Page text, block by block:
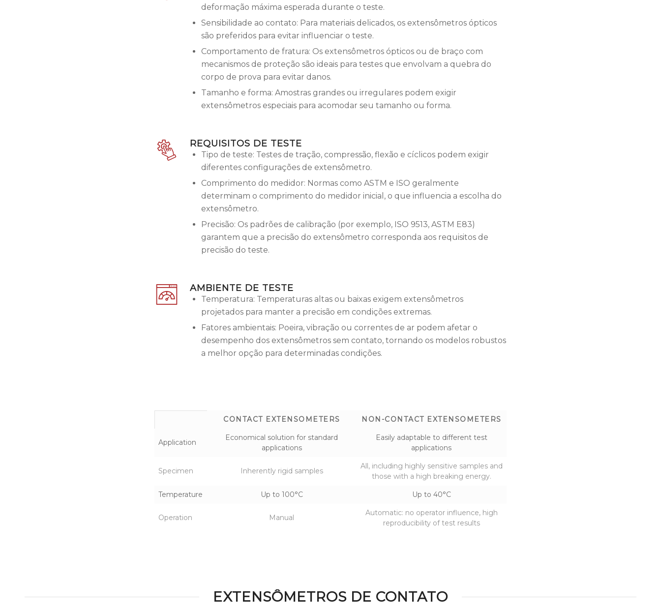
deformação máxima esperada durante o teste.
Sensibilidade ao contato: Para materiais delicados, os extensômetros ópticos
são preferidos para evitar influenciar o teste.
Comportamento de fratura: Os extensômetros ópticos ou de braço com
mecanismos de proteção são ideais para testes que envolvam a quebra do
corpo de prova para evitar danos.
Tamanho e forma: Amostras grandes ou irregulares podem exigir
extensômetros especiais para acomodar seu tamanho ou forma.
REQUISITOS DE TESTE
Tipo de teste: Testes de tração, compressão, flexão e cíclicos podem exigir
diferentes configurações de extensômetro.
Comprimento do medidor: Normas como ASTM e ISO geralmente
determinam o comprimento do medidor inicial, o que influencia a escolha do
extensômetro.
Precisão: Os padrões de calibração (por exemplo, ISO 9513, ASTM E83)
garantem que a precisão do extensômetro corresponda aos requisitos de
precisão do teste.
AMBIENTE DE TESTE
Temperatura: Temperaturas altas ou baixas exigem extensômetros
projetados para manter a precisão em condições extremas.
Fatores ambientais: Poeira, vibração ou correntes de ar podem afetar o
desempenho dos extensômetros sem contato, tornando os modelos robustos
a melhor opção para determinadas condições.
CONTACT EXTENSOMETERS NON-CONTACT EXTENSOMETERS
Application
Economical solution for standard
applications
Easily adaptable to different test
applications
Specimen Inherently rigid samples
All, including highly sensitive samples and
those with a high breaking energy.
Temperature Up to 100°C Up to 40°C
Operation Manual
Automatic: no operator influence, high
reproducibility of test results
EXTENSÔMETROS DE CONTATO